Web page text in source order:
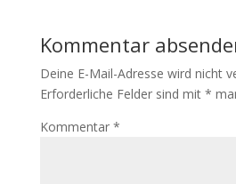
Kommentar
Deine E-Mail-Adresse wird nicht
Erforderliche Felder sind mit *
Kommentar *